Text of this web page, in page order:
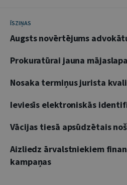
ĪSZIŅAS
Augsts novērtējums
Prokuratūrai jauna mājaslapa
Nosaka termiņus jurista
Ieviesīs elektroniskās
Vācijas tiesā apsūdzētais
Aizliedz ārvalstniekiem
kampaņas